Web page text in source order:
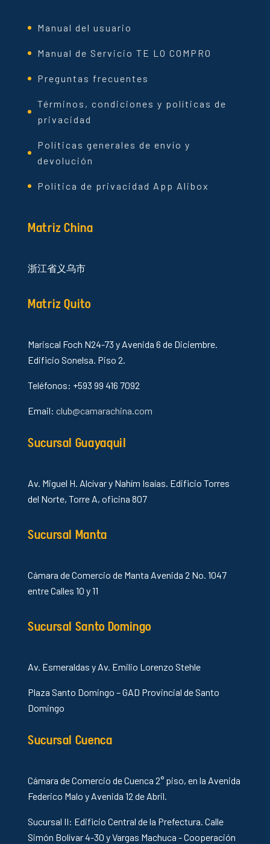
Manual del usuario
Manual de Servicio TE LO COMPRO
Preguntas frecuentes
Términos, condiciones y políticas de
privacidad
Políticas generales de envío y
devolución
Política de privacidad App Alibox
Matriz China
浙江省义乌市
Matriz Quito
Mariscal Foch N24-73 y Avenida 6 de Diciembre.
Edificio Sonelsa. Piso 2.
Teléfonos: +593 99 416 7092
Email: club@camarachina.com
Sucursal Guayaquil
Av. Miguel H. Alcívar y Nahím Isaías. Edificio Torres
del Norte, Torre A, oficina 807
Sucursal Manta
Cámara de Comercio de Manta Avenida 2 No. 1047
entre Calles 10 y 11
Sucursal Santo Domingo
Av. Esmeraldas y Av. Emilio Lorenzo Stehle
Plaza Santo Domingo – GAD Provincial de Santo
Domingo
Sucursal Cuenca
Cámara de Comercio de Cuenca 2° piso, en la Avenida
Federico Malo y Avenida 12 de Abril.
Sucursal II: Edificio Central de la Prefectura. Calle
Simón Bolívar 4-30 y Vargas Machuca - Cooperación